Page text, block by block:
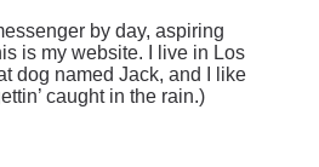
by day, aspiring
is my website. I live in Los
dog named Jack, and I like
caught in the rain.)